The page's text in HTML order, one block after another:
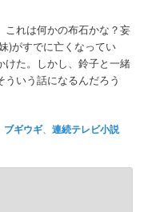
これは何かの布石かな？妄
)がすでに亡くなってい
けた。しかし、鈴子と一緒
いう話になるんだろう
ブギウギ、連続テレビ小説